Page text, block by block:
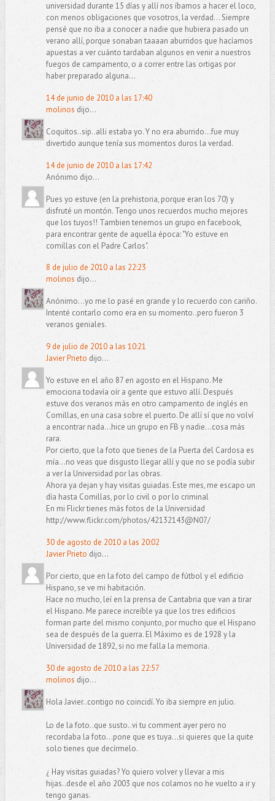
universidad durante 15 días y allí nos íbamos a hacer el loco,
con menos obligaciones que vosotros, la verdad... Siempre
pensé que no iba a conocer a nadie que hubiera pasado un
verano allí, porque sonaban taaaan aburridos que hacíamos
apuestas a ver cuánto tardaban algunos en venir a nuestros
fuegos de campamento, o a correr entre las ortigas por
haber preparado alguna...
14 de junio de 2010 a las 17:40
molinos dijo...
Coquitos..sip..alli estaba yo. Y no era aburrido...fue muy
divertido aunque tenía sus momentos duros la verdad.
14 de junio de 2010 a las 17:42
Anónimo dijo...
Pues yo estuve (en la prehistoria, porque eran los 70) y
disfruté un montón. Tengo unos recuerdos mucho mejores
que los tuyos!! Tambien tenemos un grupo en facebook,
para encontrar gente de aquella época: "Yo estuve en
comillas con el Padre Carlos".
8 de julio de 2010 a las 22:23
molinos dijo...
Anónimo...yo me lo pasé en grande y lo recuerdo con cariño.
Intenté contarlo como era en su momento..pero fueron 3
veranos geniales.
9 de julio de 2010 a las 10:21
Javier Prieto dijo...
Yo estuve en el año 87 en agosto en el Hispano. Me
emociona todavía oír a gente que estuvo allí. Después
estuve dos veranos más en otro campamento de inglés en
Comillas, en una casa sobre el puerto. De allí sí que no volví
a encontrar nada...hice un grupo en FB y nadie...cosa más
rara.
Por cierto, que la foto que tienes de la Puerta del Cardosa es
mía...no veas que disgusto llegar allí y que no se podía subir
a ver la Universidad por las obras.
Ahora ya dejan y hay visitas guiadas. Este mes, me escapo un
día hasta Comillas, por lo civil o por lo criminal
En mi Flickr tienes más fotos de la Universidad
http://www.flickr.com/photos/42132143@N07/
30 de agosto de 2010 a las 20:02
Javier Prieto dijo...
Por cierto, que en la foto del campo de fútbol y el edificio
Hispano, se ve mi habitación.
Hace no mucho, leí en la prensa de Cantabria que van a tirar
el Hispano. Me parece increíble ya que los tres edificios
forman parte del mismo conjunto, por mucho que el Hispano
sea de después de la guerra. El Máximo es de 1928 y la
Universidad de 1892, si no me falla la memoria.
30 de agosto de 2010 a las 22:57
molinos dijo...
Hola Javier..contigo no coincidí. Yo iba siempre en julio.
Lo de la foto..que susto..vi tu comment ayer pero no
recordaba la foto...pone que es tuya...si quieres que la quite
solo tienes que decírmelo.
¿ Hay visitas guiadas? Yo quiero volver y llevar a mis
hijas..desde el año 2003 que nos colamos no he vuelto a ir y
tengo ganas.